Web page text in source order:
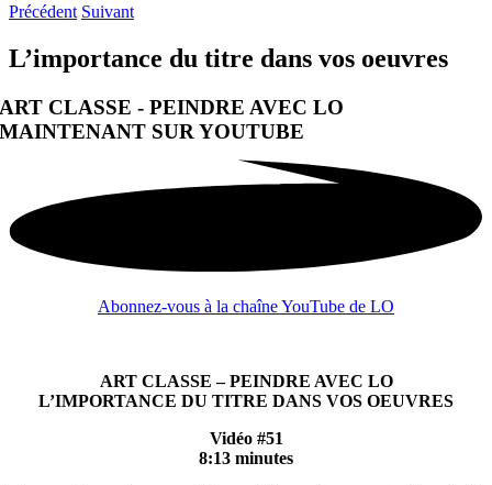
Précédent Suivant
L’importance du titre dans vos oeuvres
ART CLASSE - PEINDRE AVEC LO
MAINTENANT SUR YOUTUBE
Abonnez-vous à la chaîne YouTube de LO
ART CLASSE – PEINDRE AVEC LO
L’IMPORTANCE DU TITRE DANS VOS OEUVRES
Vidéo #51
8:13 minutes